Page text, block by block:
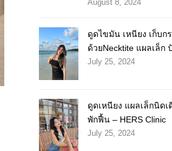
August 8, 2024
ดูดไขมัน เหนียง เก็บก
ด้วยNecktite แผลเล็ก
July 25, 2024
ดูดเหนียง แผลเล็กนิดเ
พักฟื้น – HERS Clinic
July 25, 2024